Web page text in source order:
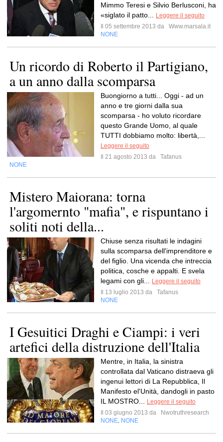
Mimmo Teresi e Silvio Berlusconi, ha
«siglato il patto...
Leggere il seguito
Il 05 settembre 2013 da
Www.marsala.it
NONE
Un ricordo di Roberto il Partigiano,
a un anno dalla scomparsa
Buongiorno a tutti... Oggi - ad un
anno e tre giorni dalla sua
scomparsa - ho voluto ricordare
questo Grande Uomo, al quale
TUTTI dobbiamo molto: libertà,...
Leggere il seguito
Il 21 agosto 2013 da
Tafanus
NONE
Mistero Maiorana: torna
l'argomernto "mafia", e rispuntano i
soliti noti della...
Chiuse senza risultati le indagini
sulla scomparsa dell'imprenditore e
del figlio. Una vicenda che intreccia
politica, cosche e appalti. E svela
legami con gli...
Leggere il seguito
Il 13 luglio 2013 da
Tafanus
NONE
I Gesuitici Draghi e Ciampi: i veri
artefici della distruzione dell'Italia
Mentre, in Italia, la sinistra
controllata dal Vaticano distraeva gli
ingenui lettori di La Repubblica, Il
Manifesto el'Unità, dandogli in pasto
IL MOSTRO...
Leggere il seguito
Il 03 giugno 2013 da
Nwotruthresearch
NONE NONE